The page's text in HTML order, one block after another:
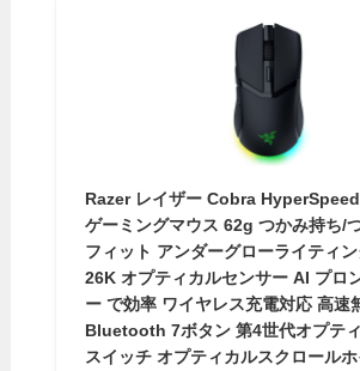
Razer レイザー Cobra
ゲーミングマウス 62g つかみ持ち/
フィット アンダーグローライティ
26K オプティカルセンサー AI プロ
ー で効率 ワイヤレス充電対応 高速
Bluetooth 7ボタン 第4世代オプテ
スイッチ オプティカルスクロール